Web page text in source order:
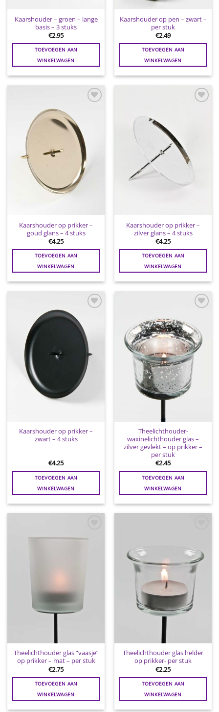
Kaarshouder – groen – lange
basis – 3 stuks
€2.95
TOEVOEGEN AAN
WINKELWAGEN
Kaarshouder op pen – zwart –
per stuk
€2.49
TOEVOEGEN AAN
WINKELWAGEN
wenslijst
Kaarshouder op prikker –
goud glans – 4 stuks
€4.25
TOEVOEGEN AAN
WINKELWAGEN
Kaarshouder op prikker –
zilver glans – 4 stuks
€4.25
TOEVOEGEN AAN
WINKELWAGEN
Toevoegen
wenslijst
Kaarshouder op prikker –
zwart – 4 stuks
€4.25
TOEVOEGEN AAN
WINKELWAGEN
wenslijst
Theelichthouder-
waxinelichthouder glas –
zilver gevlekt – op prikker –
per stuk
€2.45
TOEVOEGEN AAN
WINKELWAGEN
Toevoegen
Theelichthouder glas “vaasje”
op prikker – mat – per stuk
€2.75
TOEVOEGEN AAN
WINKELWAGEN
wenslijst
Theelichthouder glas helder
op prikker- per stuk
€2.25
TOEVOEGEN AAN
WINKELWAGEN